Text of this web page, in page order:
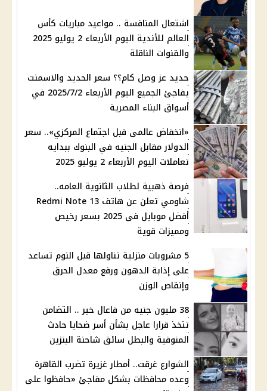
اشتعال المنافسة .. مواعيد مباريات كأس
العالم للأندية اليوم الأربعاء 2 يوليو 2025
والقنوات الناقلة
حديد عز وصل كام؟؟ سعر الحديد والاسمنت
يفاجئ الجميع اليوم الأربعاء 2025/7/2 في
أسواق البناء المصرية
«انخفاض عالمى قبل اجتماع المركزي».. سعر
الدولار مقابل الجنيه في البنوك ببدايه
تعاملات اليوم الأربعاء 2 يوليو 2025
فرصة ذهبية لطلاب الثانوية العامه..
شاومي تعلن عن هاتف Redmi Note 13
أفضل موبايل فى 2025 بسعر رخيص
ومميزات قوية
5 مشروبات منزلية تناولها قبل النوم تساعد
على إذابة الدهون ورفع معدل الحرق
وإنقاص الوزن
38 مليون جنيه من فاعال خير .. التضامن
تتخذ قرارا عاجل بشأن أسر ضحايا حادث
المنوفية والبطل سائق شاحنة البنزين
الشوارع غرقت.. أمطار غزيرة تضرب القاهرة
وعده محافظات بشكل مفاجئ «حافظوا على